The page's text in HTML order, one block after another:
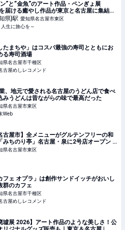
ン”と“金魚”のアート作品・ペンぎょ展
届ける癒やし作品が東京と名古屋に集結！
～人生に旅心を～
県)駅 愛知県名古屋市東区
生に旅心を～
たまちや」はコスパ最強の寿司とともにお
る寿司酒場
県名古屋市千種区
古屋めしレコメンド
、地元で愛される名古屋のうどん店で食べ
みうどんは昔ながらの味で最高だった
県名古屋市東区
Web
古屋市】全メニューがグルテンフリーの和
みちのり亭」名古屋・泉に2号店オープン |
県名古屋市東区
フェ オプラ」は創作サンドイッチがおいし
群のカフェ
県名古屋市千種区
古屋めしレコメンド
墟展 2026】アート作品のような美しさ！公